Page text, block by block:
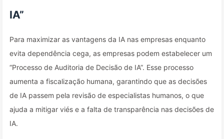
IA”
Para maximizar as vantagens da IA nas empresas enquanto
evita dependência cega, as empresas podem estabelecer um
“Processo de Auditoria de Decisão de IA”. Esse processo
aumenta a fiscalização humana, garantindo que as decisões
de IA passem pela revisão de especialistas humanos, o que
ajuda a mitigar viés e a falta de transparência nas decisões de
IA.